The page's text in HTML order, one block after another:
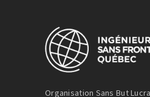
Organisation Sans But